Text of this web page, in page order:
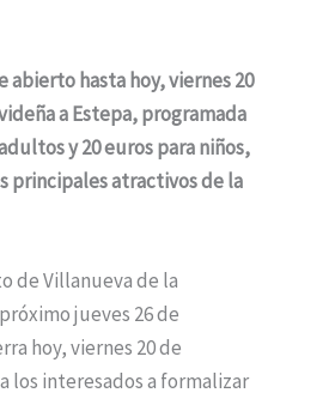
hasta hoy, viernes 20
a Estepa, programada
y 20 euros para niños,
principales atractivos de la
de Villanueva de la
jueves 26 de
hoy, viernes 20 de
los interesados a formalizar